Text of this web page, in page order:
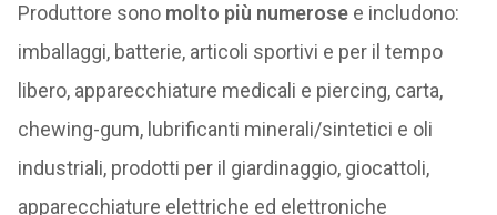
Produttore sono molto più numerosee includono:
imballaggi, batterie, articoli sportivi e per il tempo
libero, apparecchiature medicali e piercing, carta,
chewing-gum, lubrificanti minerali/sintetici e oli
industriali, prodotti per il giardinaggio, giocattoli,
apparecchiature elettriche ed elettroniche